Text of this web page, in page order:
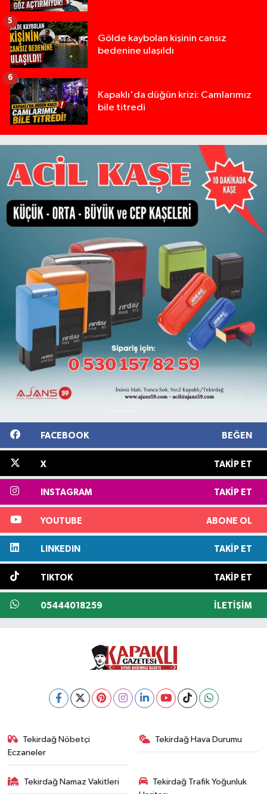
Gölde kaybolan kişinin cansız
bedenine ulaşıldı
5
Kapaklı'da düğün krizi: Camlarımız
bile titredi
6
FACEBOOK BEĞEN
X TAKIP ET
INSTAGRAM TAKIP ET
YOUTUBE ABONE OL
LINKEDIN TAKIP ET
TIKTOK TAKIP ET
05444018259 İLETIŞIM
Tekirdağ Nöbetçi
Eczaneler
Tekirdağ Hava Durumu
Tekirdağ Namaz Vakitleri
Tekirdağ Trafik Yoğunluk